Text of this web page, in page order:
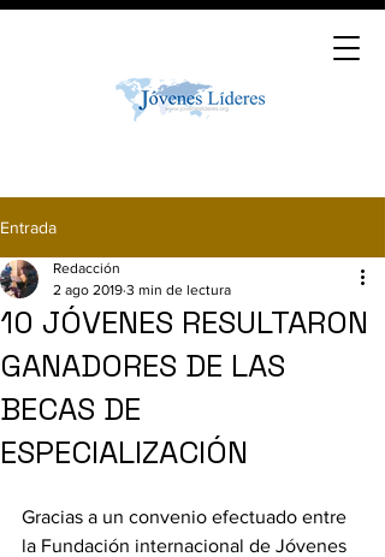
Entrada
10 JÓVENES RESULTARON
GANADORES DE LAS
BECAS DE
ESPECIALIZACIÓN
Redacción
2 ago 2019 3 min de lectura
Gracias a un convenio efectuado entre
la Fundación internacional de Jóvenes